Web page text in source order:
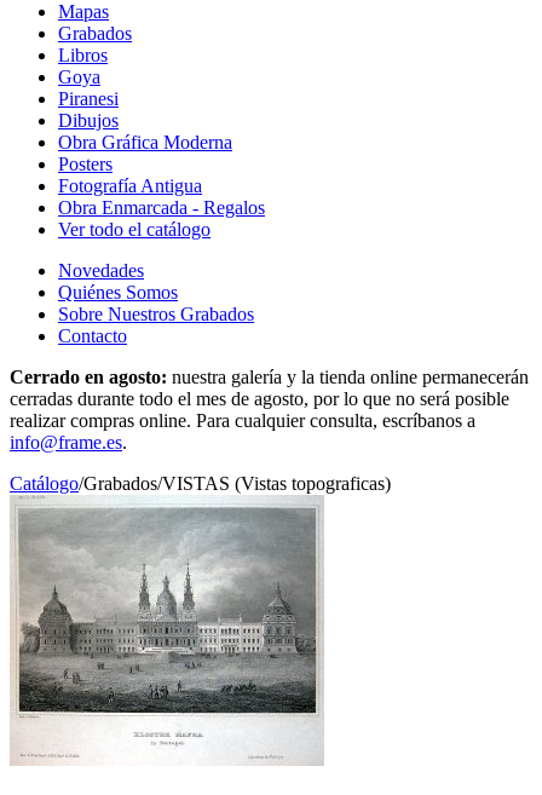
Mapas
Grabados
Libros
Goya
Piranesi
Dibujos
Obra Gráfica Moderna
Posters
Fotografía Antigua
Obra Enmarcada - Regalos
Ver todo el catálogo
Novedades
Quiénes Somos
Sobre Nuestros Grabados
Contacto
Cerrado en agosto: nuestra galería y la tienda online permanecerán
cerradas durante todo el mes de agosto, por lo que no será posible
realizar compras online. Para cualquier consulta, escríbanos a
info@frame.es.
Catálogo/Grabados/VISTAS (Vistas topograficas)